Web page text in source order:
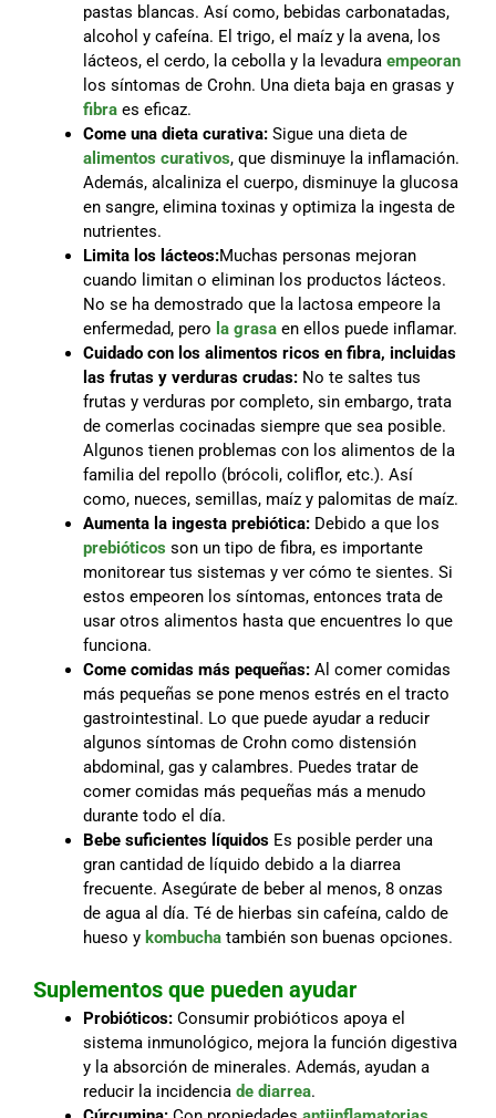
pastas blancas. Así como, bebidas carbonatadas,
alcohol y cafeína. El trigo, el maíz y la avena, los
lácteos, el cerdo, la cebolla y la levadura empeoran
los síntomas de Crohn. Una dieta baja en grasas y
fibra es eficaz.
Come una dieta curativa: Sigue una dieta de
alimentos curativos, que disminuye la inflamación.
Además, alcaliniza el cuerpo, disminuye la glucosa
en sangre, elimina toxinas y optimiza la ingesta de
nutrientes.
Limita los lácteos:Muchas personas mejoran
cuando limitan o eliminan los productos lácteos.
No se ha demostrado que la lactosa empeore la
enfermedad, pero la grasa en ellos puede inflamar.
Cuidado con los alimentos ricos en fibra, incluidas
las frutas y verduras crudas: No te saltes tus
frutas y verduras por completo, sin embargo, trata
de comerlas cocinadas siempre que sea posible.
Algunos tienen problemas con los alimentos de la
familia del repollo (brócoli, coliflor, etc.). Así
como, nueces, semillas, maíz y palomitas de maíz.
Aumenta la ingesta prebiótica: Debido a que los
prebióticos son un tipo de fibra, es importante
monitorear tus sistemas y ver cómo te sientes. Si
estos empeoren los síntomas, entonces trata de
usar otros alimentos hasta que encuentres lo que
funciona.
Come comidas más pequeñas: Al comer comidas
más pequeñas se pone menos estrés en el tracto
gastrointestinal. Lo que puede ayudar a reducir
algunos síntomas de Crohn como distensión
abdominal, gas y calambres. Puedes tratar de
comer comidas más pequeñas más a menudo
durante todo el día.
Bebe suficientes líquidos Es posible perder una
gran cantidad de líquido debido a la diarrea
frecuente. Asegúrate de beber al menos, 8 onzas
de agua al día. Té de hierbas sin cafeína, caldo de
hueso y kombucha también son buenas opciones.
Suplementos que pueden ayudar
Probióticos: Consumir probióticos apoya el
sistema inmunológico, mejora la función digestiva
y la absorción de minerales. Además, ayudan a
reducir la incidencia de diarrea.